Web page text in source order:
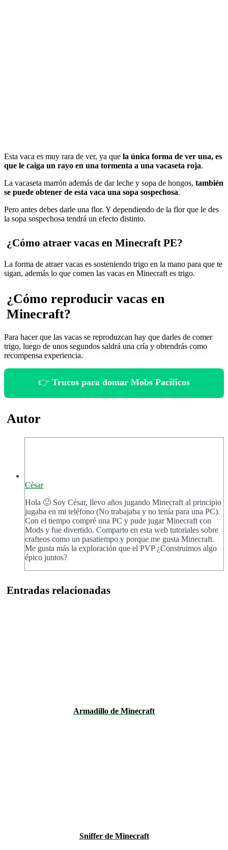
Esta vaca es muy rara de ver, ya que la única forma de ver una, es
que le caiga un rayo en una tormenta a una vacaseta roja.
La vacaseta marrón además de dar leche y sopa de hongos, también
se puede obtener de esta vaca una sopa sospechosa.
Pero antes debes darle una flor. Y dependiendo de la flor que le des
la sopa sospechosa tendrá un efecto distinto.
¿Cómo atraer vacas en Minecraft PE?
La forma de atraer vacas es sosteniendo trigo en la mano para que te
sigan, además lo que comen las vacas en Minecraft es trigo.
¿Cómo reproducir vacas en
Minecraft?
Para hacer que las vacas se reproduzcan hay que darles de comer
trigo, luego de unos segundos saldrá una cría y obtendrás como
recompensa experiencia.
👉 Trucos para domar Mobs Pacíficos
Autor
César
Hola 🙂 Soy César, llevo años jugando Minecraft al principio
jugaba en mi teléfono (No trabajaba y no tenía para una PC).
Con el tiempo compré una PC y pude jugar Minecraft con
Mods y fue divertido. Comparto en esta web tutoriales sobre
crafteos como un pasatiempo y porque me gusta Minecraft.
Me gusta más la exploración que el PVP ¿Construimos algo
épico juntos?
Entradas relacionadas
Armadillo de Minecraft
Sniffer de Minecraft